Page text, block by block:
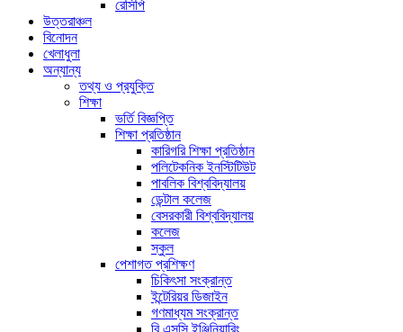
রেসিপি
উত্তরাঞ্চল
বিনোদন
খেলাধুলা
অন্যান্য
তথ্য ও প্রযুক্তি
শিক্ষা
ভর্তি বিজ্ঞপ্তি
শিক্ষা প্রতিষ্ঠান
কারিগরি শিক্ষা প্রতিষ্ঠান
পলিটেকনিক ইনস্টিটিউট
পাবলিক বিশ্ববিদ্যালয়
ডেন্টাল কলেজ
বেসরকারী বিশ্ববিদ্যালয়
কলেজ
স্কুল
পেশাগত প্রশিক্ষণ
চিকিৎসা সংক্রান্ত
ইন্টেরিয়র ডিজাইন
গণমাধ্যম সংক্রান্ত
বি.এসসি ইঞ্জিনিয়ারিং